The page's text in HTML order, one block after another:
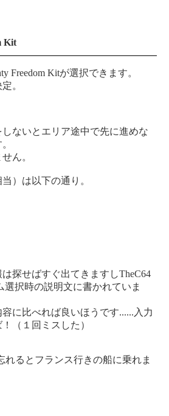
Kit
Freedom Kitが選択できます。
。
ないとエリア途中で先に進めな
ん。
）は以下の通り。
探せばすぐ出てきますしTheC64
択時の説明文に書かれていま
に比べれば良いほうです......入力
（１回ミスした）
れるとフランス行きの船に乗れま